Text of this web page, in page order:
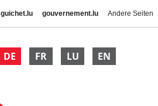
guichet.lu gouvernement.lu Andere Seiten
DE FR LU EN